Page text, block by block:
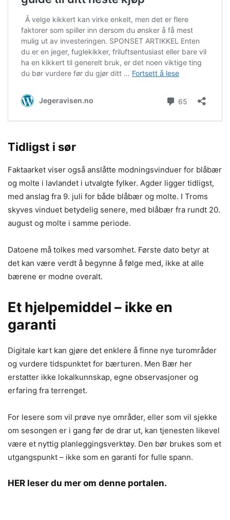
Tidligst i sør
Faktaarket viser også anslåtte modningsvinduer for blåbær
og molte i lavlandet i utvalgte fylker. Agder ligger tidligst,
med anslag fra 9. juli for både blåbær og molte. I Troms
skyves vinduet betydelig senere, med blåbær fra rundt 20.
august og molte i samme periode.
Datoene må tolkes med varsomhet. Første dato betyr at
det kan være verdt å begynne å følge med, ikke at alle
bærene er modne overalt.
Et hjelpemiddel – ikke en
garanti
Digitale kart kan gjøre det enklere å finne nye turområder
og vurdere tidspunktet for bærturen. Men Bær her
erstatter ikke lokalkunnskap, egne observasjoner og
erfaring fra terrenget.
For lesere som vil prøve nye områder, eller som vil sjekke
om sesongen er i gang før de drar ut, kan tjenesten likevel
være et nyttig planleggingsverktøy. Den bør brukes som et
utgangspunkt – ikke som en garanti for fulle spann.
HER leser du mer om denne portalen.